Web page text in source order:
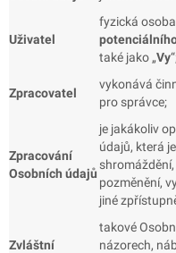
Uživatel
fyzická
také jako „Vy
Zpracovatel
vykonává
pro správce;
Zpracování
Osobních údajů
je jakákoliv
údajů, která
pozměnění,
jiné
Zvláštní
takové
názorech,